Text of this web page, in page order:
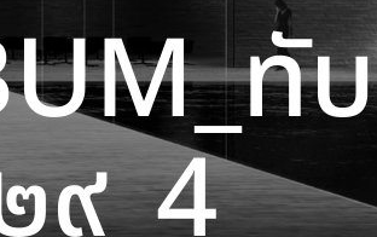
ทับ
๙_4